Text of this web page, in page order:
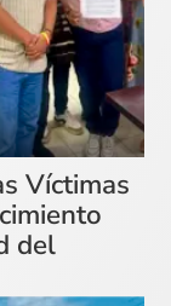
Víctimas
del